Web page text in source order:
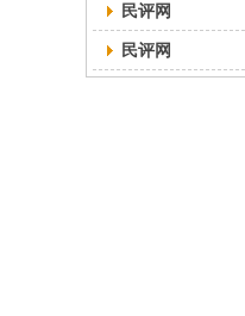
民评网
民评网